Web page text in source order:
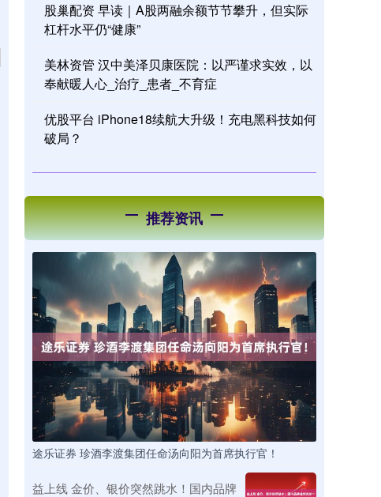
股巢配资 早读｜A股两融余额节节攀升，但实际
杠杆水平仍“健康”
美林资管 汉中美泽贝康医院：以严谨求实效，以
奉献暖人心_治疗_患者_不育症
优股平台 iPhone18续航大升级！充电黑科技如何
破局？
推荐资讯
途乐证券 珍酒李渡集团任命汤向阳为首席执行官！
益上线 金价、银价突然跳水！国内品牌